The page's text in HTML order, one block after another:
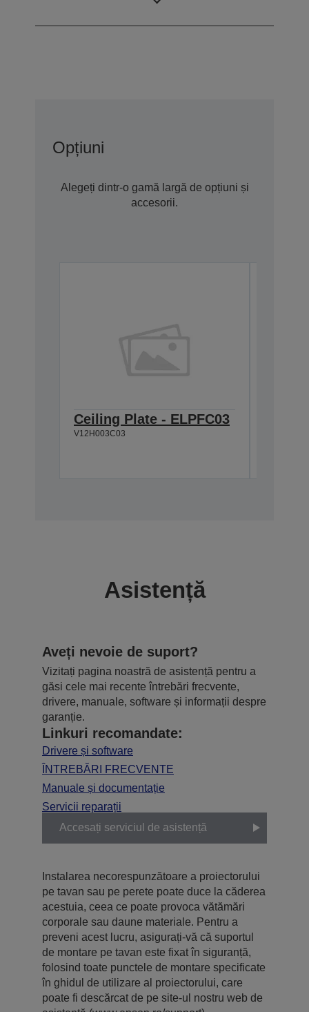
Opțiuni
Alegeți dintr-o gamă largă de opțiuni și
accesorii.
Ceiling Plate - ELPFC03
V12H003C03
Asistență
Aveți nevoie de suport?
Vizitați pagina noastră de asistență pentru a
găsi cele mai recente întrebări frecvente,
drivere, manuale, software și informații despre
garanție.
Linkuri recomandate:
Drivere și software
ÎNTREBĂRI FRECVENTE
Manuale și documentație
Servicii reparații
Accesați serviciul de asistență
Instalarea necorespunzătoare a proiectorului
pe tavan sau pe perete poate duce la căderea
acestuia, ceea ce poate provoca vătămări
corporale sau daune materiale. Pentru a
preveni acest lucru, asigurați-vă că suportul
de montare pe tavan este fixat în siguranță,
folosind toate punctele de montare specificate
în ghidul de utilizare al proiectorului, care
poate fi descărcat de pe site-ul nostru web de